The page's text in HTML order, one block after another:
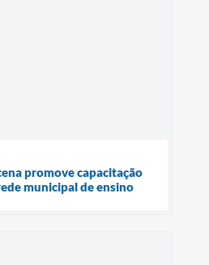
promove capacitação
municipal de ensino